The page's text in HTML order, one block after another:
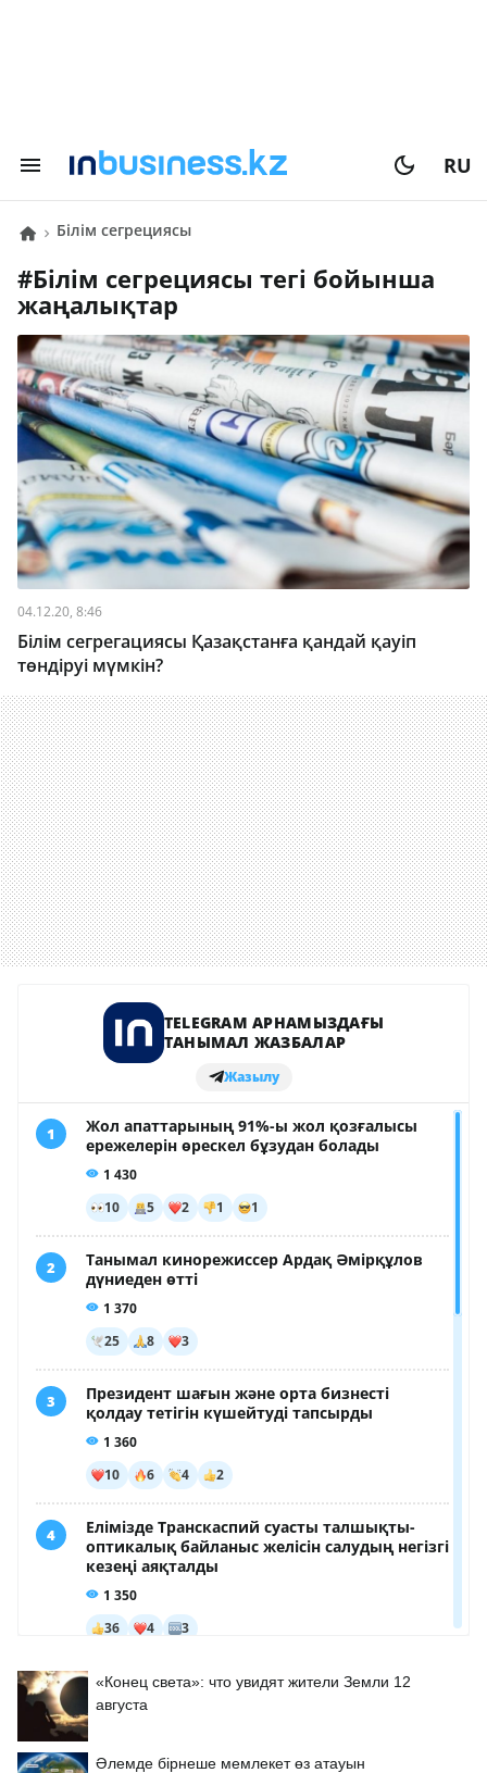
RU
білім сегрециясы
# білім сегрециясы тегі бойынша
жаңалықтар
04.12.20, 8:46
Білім сегрегациясы Қазақстанға қандай қауіп
төндіруі мүмкін?
«Конец света»: что увидят жители Земли 12
августа
Әлемде бірнеше мемлекет өз атауын